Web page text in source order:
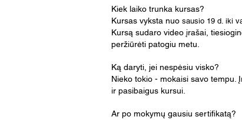
Kiek laiko trunka kursas?
Kursas vyksta nuo sausio 19 d. iki
Kursą sudaro video įrašai,
peržiūrėti patogiu metu.
Ką daryti, jei nespėsiu visko?
Nieko tokio - mokaisi savo tempu.
ir pasibaigus kursui.
Ar po mokymų gausiu sertifikatą?